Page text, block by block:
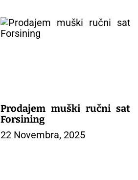
Prodajem muški ručni sat
Forsining
22 Novembra, 2025